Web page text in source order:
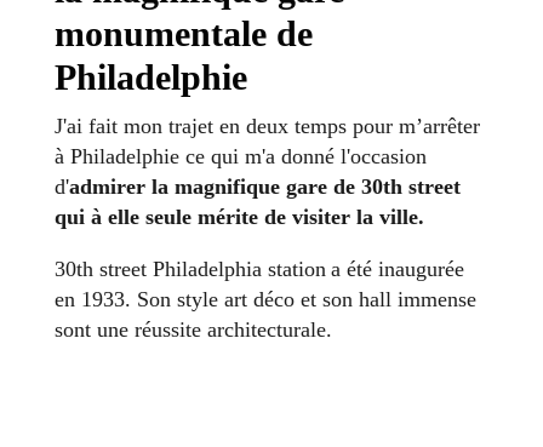
monumentale de
Philadelphie
J'ai fait mon trajet en deux temps pour m’arrêter
à Philadelphie ce qui m'a donné l'occasion
d'admirer la magnifique gare de 30th street
qui à elle seule mérite de visiter la ville.
30th street Philadelphia station a été inaugurée
en 1933. Son style art déco et son hall immense
sont une réussite architecturale.